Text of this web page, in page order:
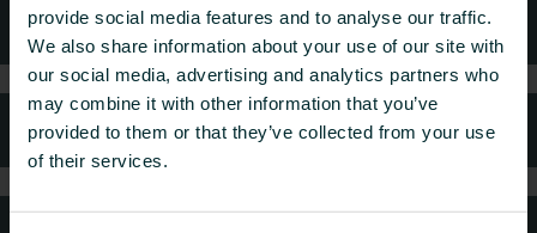
provide social media features and to analyse our traffic.
We also share information about your use of our site with
our social media, advertising and analytics partners who
may combine it with other information that you’ve
provided to them or that they’ve collected from your use
of their services.
Technische Beratung
Häufig gestellte Fragen